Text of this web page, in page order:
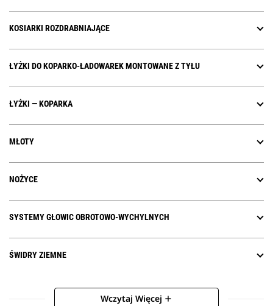
KOSIARKI ROZDRABNIAJĄCE
ŁYŻKI DO KOPARKO-ŁADOWAREK MONTOWANE Z TYŁU
ŁYŻKI — KOPARKA
MŁOTY
NOŻYCE
SYSTEMY GŁOWIC OBROTOWO-WYCHYLNYCH
ŚWIDRY ZIEMNE
Wczytaj Więcej add